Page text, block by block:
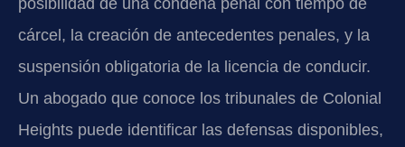
cárcel, la creación de antecedentes penales, y la
suspensión obligatoria de la licencia de conducir.
Un abogado que conoce los tribunales de Colonial
Heights puede identificar las defensas disponibles,